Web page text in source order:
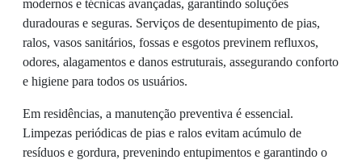
modernos e técnicas avançadas, garantindo soluções
duradouras e seguras. Serviços de desentupimento de pias,
ralos, vasos sanitários, fossas e esgotos previnem refluxos,
odores, alagamentos e danos estruturais, assegurando conforto
e higiene para todos os usuários.
Em residências, a manutenção preventiva é essencial.
Limpezas periódicas de pias e ralos evitam acúmulo de
resíduos e gordura, prevenindo entupimentos e garantindo o